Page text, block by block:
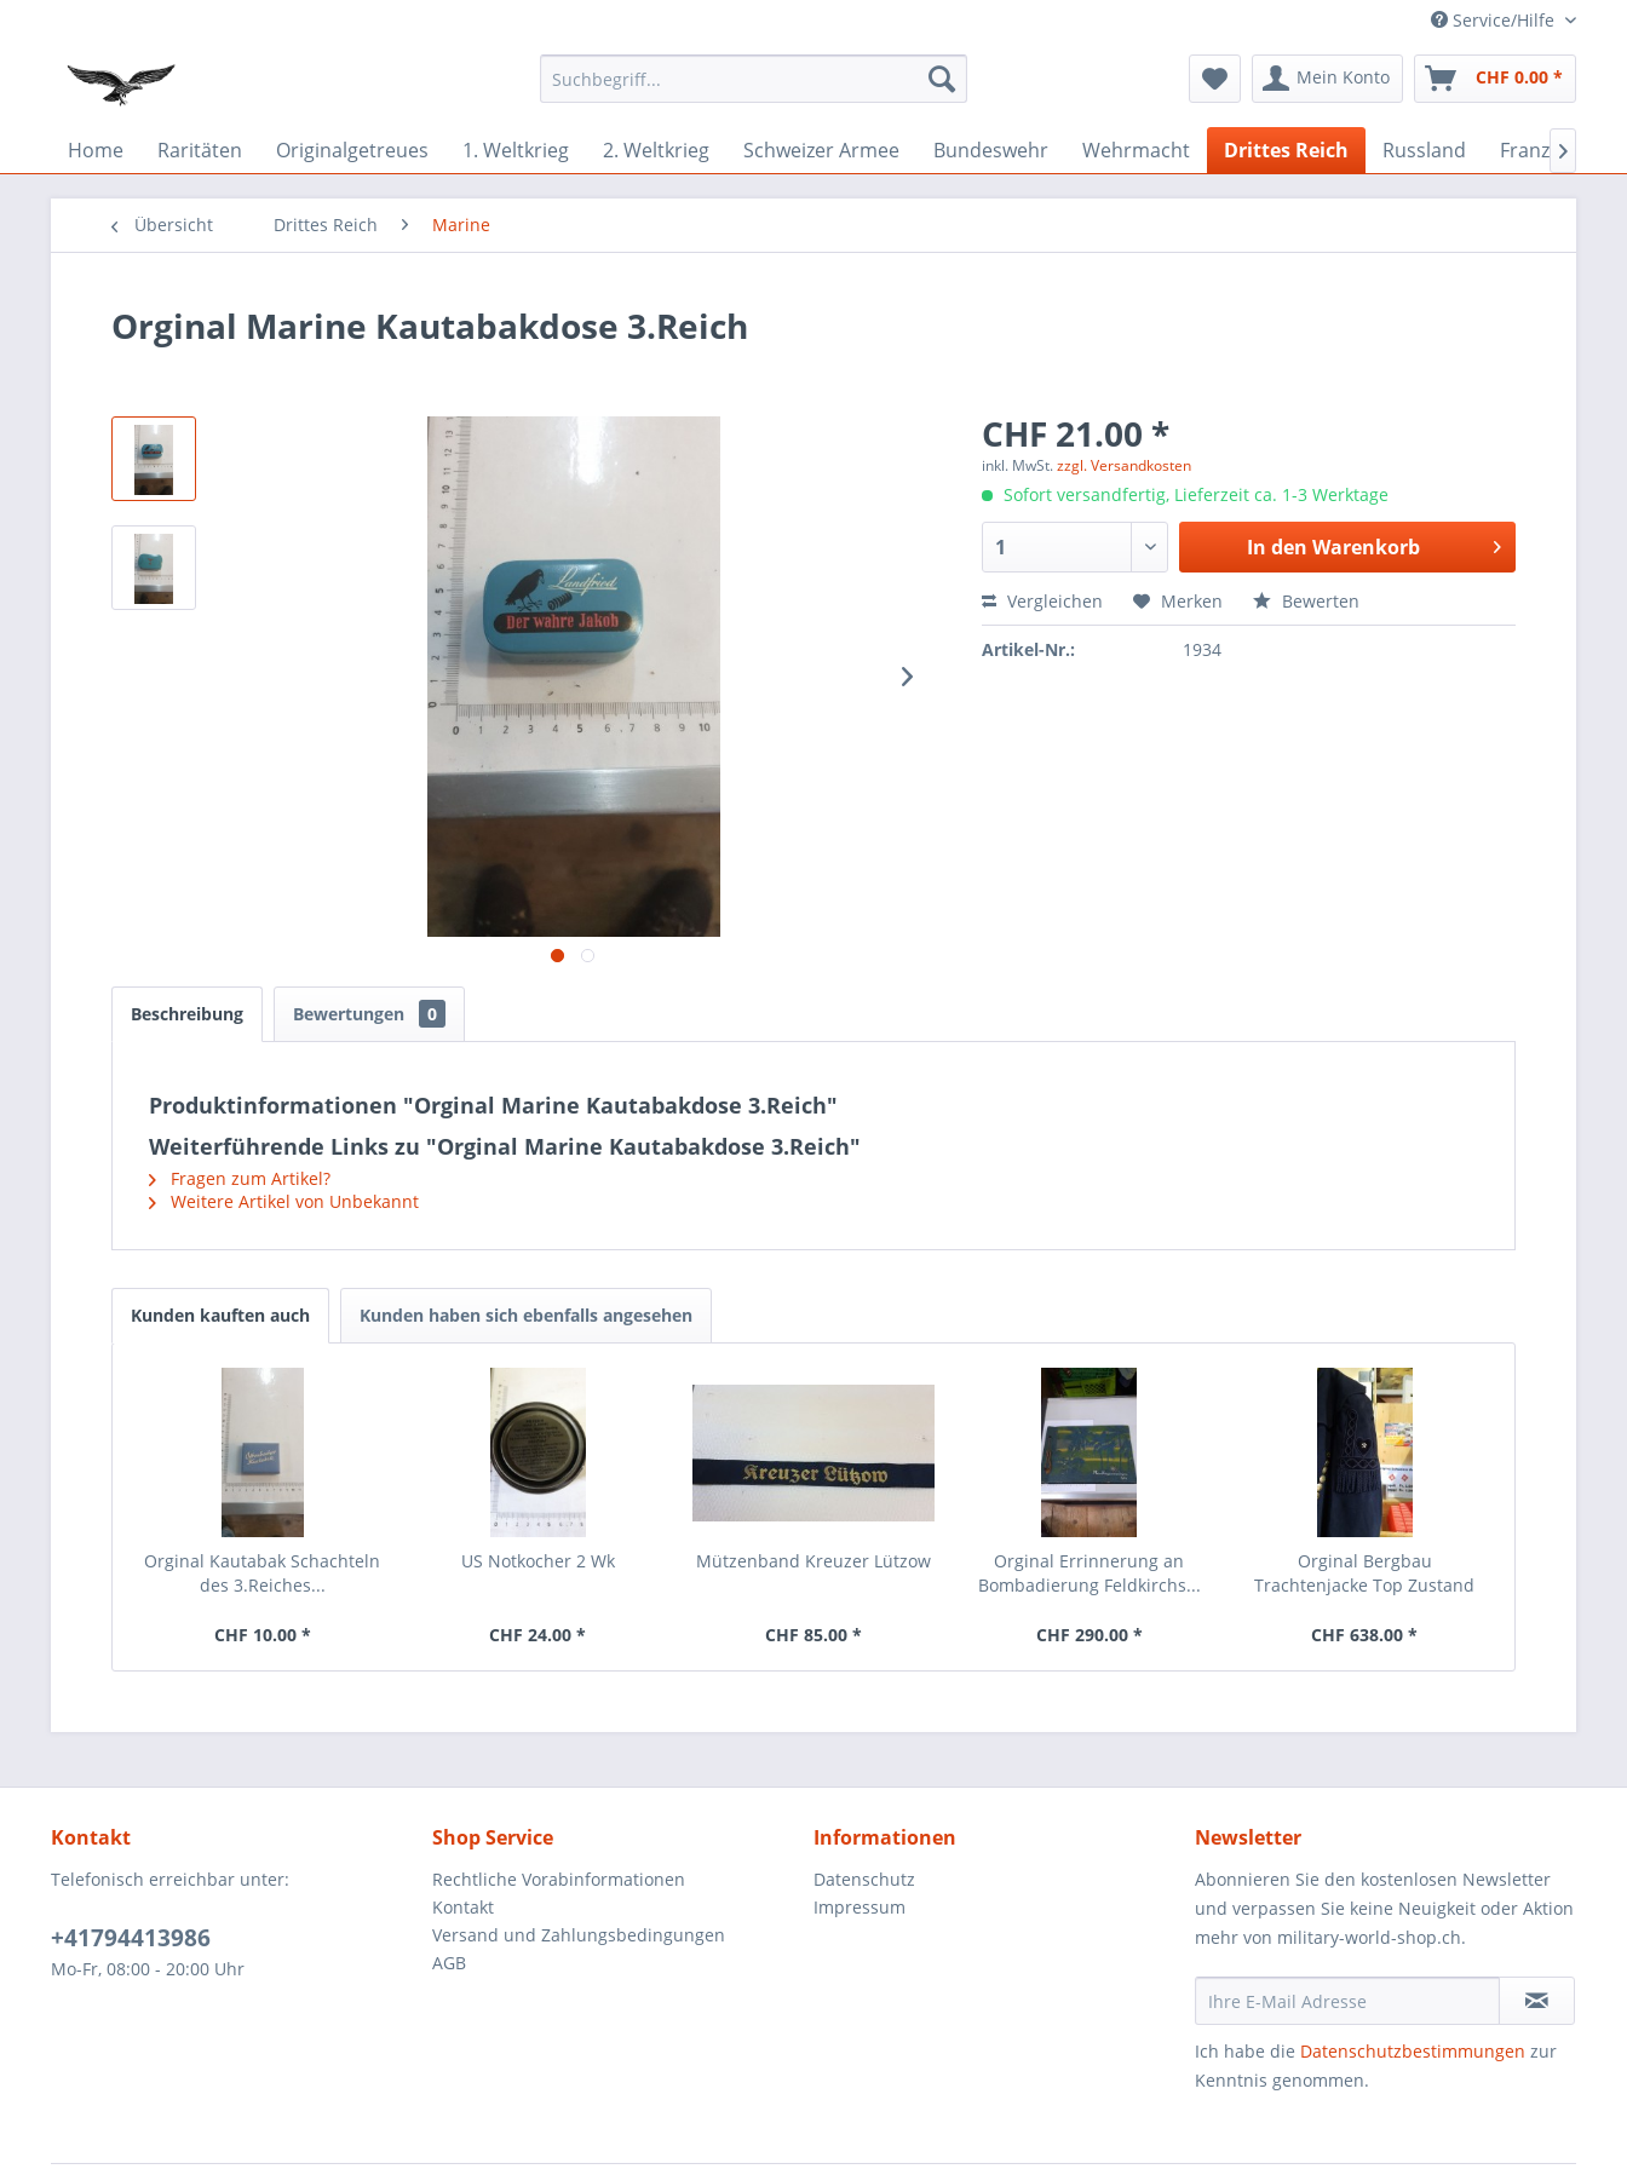
Service/Hilfe
Mein Konto CHF 0.00 *
Home Raritäten Originalgetreues 1. Weltkrieg 2. Weltkrieg Schweizer Armee Bundeswehr Wehrmacht Drittes Reich Russland Französisch

Übersicht Drittes Reich Marine
Orginal Marine Kautabakdose 3.Reich
CHF 21.00 *
inkl. MwSt.zzgl. Versandkosten
Sofort versandfertig, Lieferzeit ca. 1-3 Werktage
In den Warenkorb
Vergleichen Merken Bewerten
Artikel-Nr.: 1934
Beschreibung Bewertungen 0
Produktinformationen "Orginal Marine Kautabakdose 3.Reich"
Weiterführende Links zu "Orginal Marine Kautabakdose 3.Reich"
Fragen zum Artikel?
Weitere Artikel von Unbekannt
Kunden kauften auch Kunden haben sich ebenfalls angesehen
Orginal Kautabak Schachteln
des 3.Reiches...
CHF 10.00 *
US Notkocher 2 Wk
CHF 24.00 *
Mützenband Kreuzer Lützow
CHF 85.00 *
Orginal Errinnerung an
Bombadierung Feldkirchs...
CHF 290.00 *
Orginal Bergbau
Trachtenjacke Top Zustand
CHF 638.00 *
Kontakt
Telefonisch erreichbar unter:
+41794413986
Mo-Fr, 08:00 - 20:00 Uhr
Shop Service
Rechtliche Vorabinformationen
Kontakt
Versand und Zahlungsbedingungen
AGB
Informationen
Datenschutz
Impressum
Newsletter
Abonnieren Sie den kostenlosen Newsletter
und verpassen Sie keine Neuigkeit oder Aktion
mehr von military-world-shop.ch.
Ich habe die Datenschutzbestimmungen zur
Kenntnis genommen.